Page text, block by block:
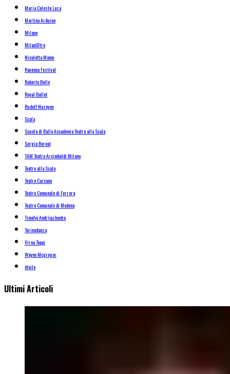
Maria Celeste Losa
Martina Arduino
Milano
MilanOltre
Nicoletta Manni
Ravenna Festival
Roberto Bolle
Royal Ballet
Rudolf Nureyev
Scala
Scuola di Ballo Accademia Teatro alla Scala
Sergio Bernal
TAM Teatro Arcimboldi Milano
Teatro alla Scala
Teatro Carcano
Teatro Comunale di Ferrara
Teatro Comunale di Modena
Timofej Andrijashenko
Torinodanza
Virna Toppi
Wayne Mcgregor
étoile
Ultimi Articoli